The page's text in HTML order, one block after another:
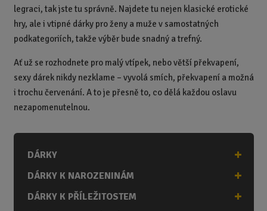
legraci, tak jste tu správně. Najdete tu nejen klasické erotické
hry, ale i vtipné dárky pro ženy a muže v samostatných
podkategoriích, takže výběr bude snadný a trefný.
Ať už se rozhodnete pro malý vtípek, nebo větší překvapení,
sexy dárek nikdy nezklame – vyvolá smích, překvapení a možná
i trochu červenání. A to je přesně to, co dělá každou oslavu
nezapomenutelnou.
DÁRKY
DÁRKY K NAROZENINÁM
DÁRKY K PŘÍLEŽITOSTEM